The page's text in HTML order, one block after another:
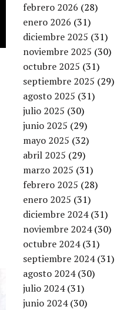
febrero 2026 (28)
enero 2026 (31)
diciembre 2025 (31)
noviembre 2025 (30)
octubre 2025 (31)
septiembre 2025 (29)
agosto 2025 (31)
julio 2025 (30)
junio 2025 (29)
mayo 2025 (32)
abril 2025 (29)
marzo 2025 (31)
febrero 2025 (28)
enero 2025 (31)
diciembre 2024(31)
noviembre 2024(30)
octubre 2024(31)
septiembre 2024(31)
agosto 2024(30)
julio 2024(31)
junio 2024(30)